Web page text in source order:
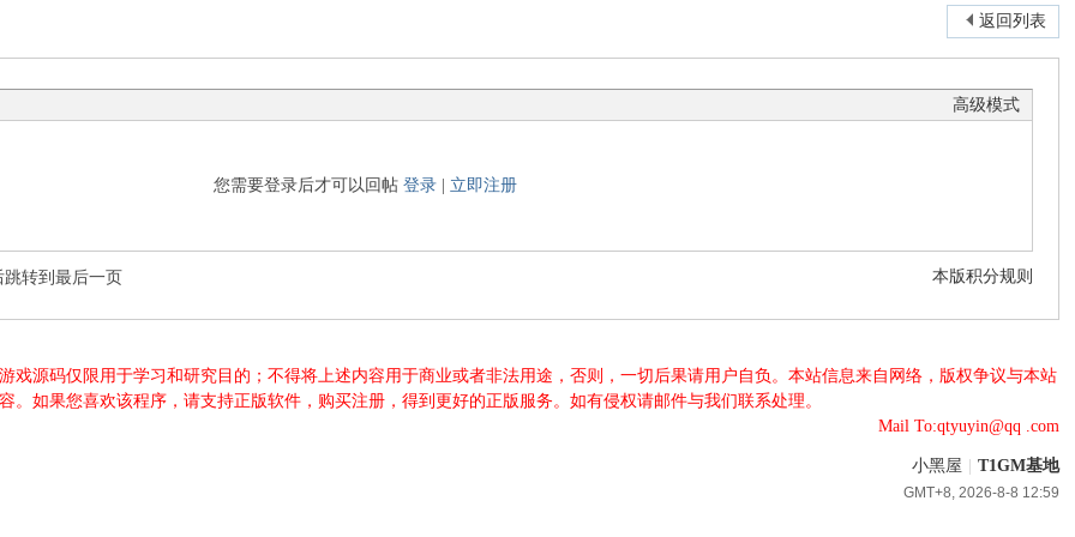
返回列表
高级模式
您需要登录后才可以回帖 登录| 立即注册
本版积分规则
跳转到最后一页
戏源码仅限用于学习和研究目的；不得将上述内容用于商业或者非法用途，否则，一切后果请用户自负。本站信息来自网络，版权争议与本站
如果您喜欢该程序，请支持正版软件，购买注册，得到更好的正版服务。如有侵权请邮件与我们联系处理。
Mail To:qtyuyin@qq .com
小黑屋 T1GM基地
GMT+8, 2026-8-8 12:59